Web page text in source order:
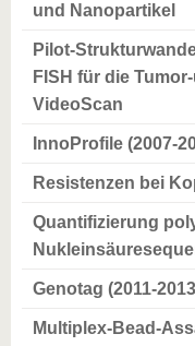
und Nanopartikel
Pilot-
FISH für die
VideoScan
InnoProfile (2007-
Resistenzen bei
Quantifizierung
Genotag (2011-
Multiplex-Bead-